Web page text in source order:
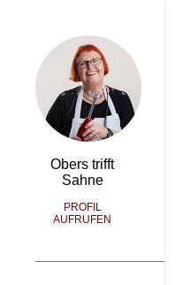
Obers trifft
Sahne
PROFIL
AUFRUFEN